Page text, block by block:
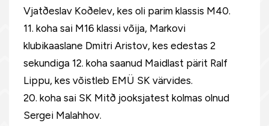
Vjatðeslav Koðelev, kes oli parim klassis M40.
11. koha sai M16 klassi võija, Markovi
klubikaaslane Dmitri Aristov, kes edestas 2
sekundiga 12. koha saanud Maidlast pärit Ralf
Lippu, kes võistleb EMÜ SK värvides.
20. koha sai SK Mitð jooksjatest kolmas olnud
Sergei Malahhov.